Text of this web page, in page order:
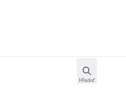
Hľadať